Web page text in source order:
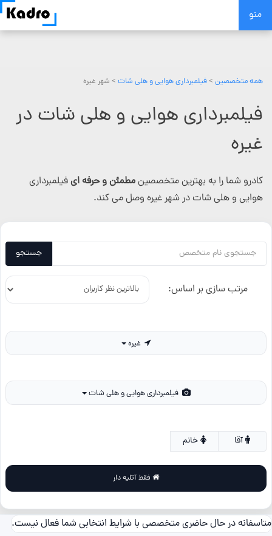
Skip
منو
همه متخصصین >فیلمبرداری هوایی و هلی شات > شهر غیره
فیلمبرداری هوایی و هلی شات در
غیره
کادرو شما را به بهترین متخصصینمطمئن و حرفه ایفیلمبرداری
هوایی و هلی شات در شهر غیره وصل می کند.
جستجو
مرتب سازی بر اساس:
فیلمبرداری هوایی و هلی شات
خانم
متاسفانه در حال حاضری متخصصی با شرایط انتخابی شما فعال نیست.